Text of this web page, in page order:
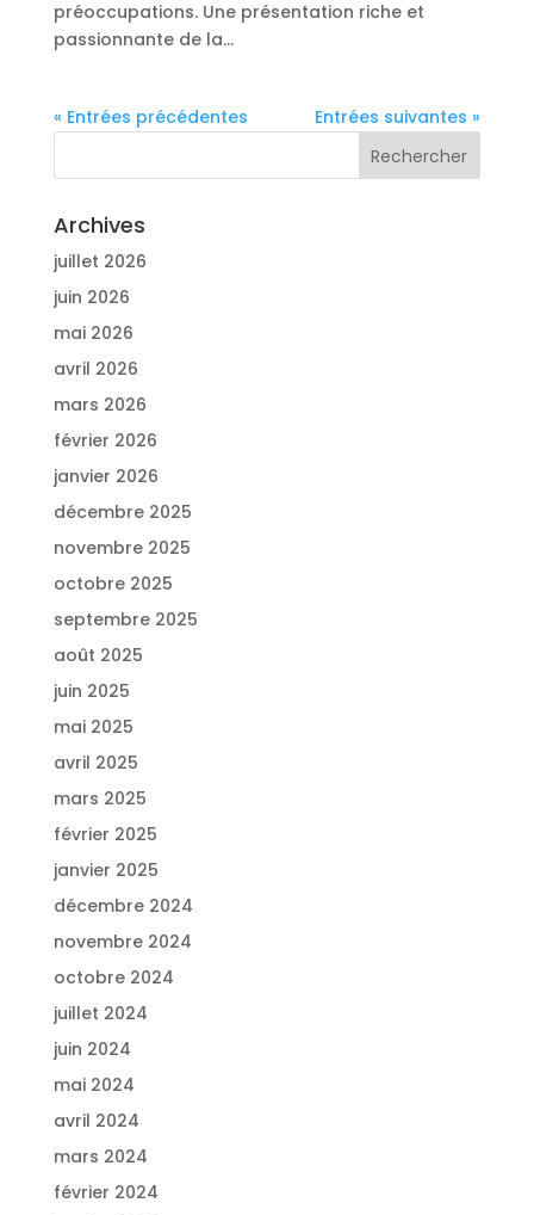
préoccupations. Une présentation riche et
passionnante de la...
« Entrées précédentes Entrées suivantes »
Archives
juillet 2026
juin 2026
mai 2026
avril 2026
mars 2026
février 2026
janvier 2026
décembre 2025
novembre 2025
octobre 2025
septembre 2025
août 2025
juin 2025
mai 2025
avril 2025
mars 2025
février 2025
janvier 2025
décembre 2024
novembre 2024
octobre 2024
juillet 2024
juin 2024
mai 2024
avril 2024
mars 2024
février 2024